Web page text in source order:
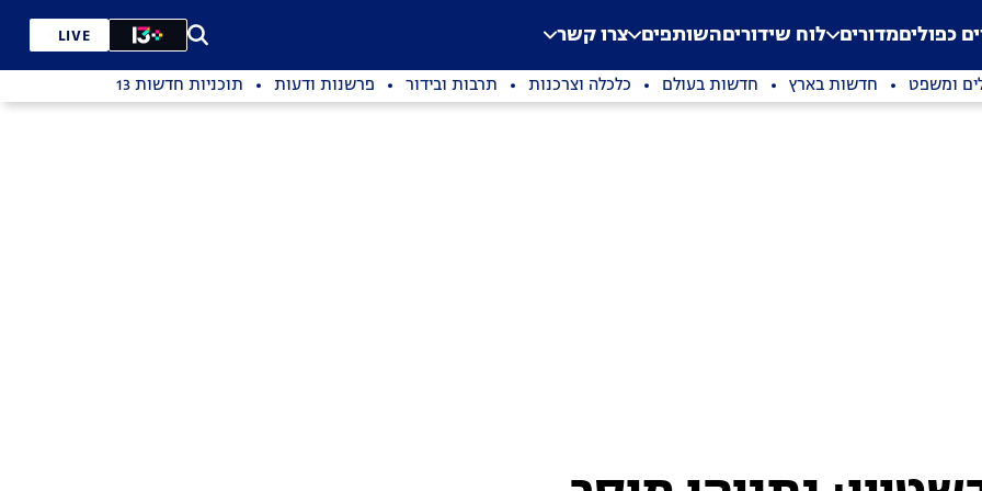
Application error: a
. כפוליםמדורים לוח שידוריםהשותפים צרו קשר LIVE
ומשפט חדשות בארץ חדשות בעולם כלכלה וצרכנות תרבות ובידור פרשנות ודעות תוכניות חדשות 13